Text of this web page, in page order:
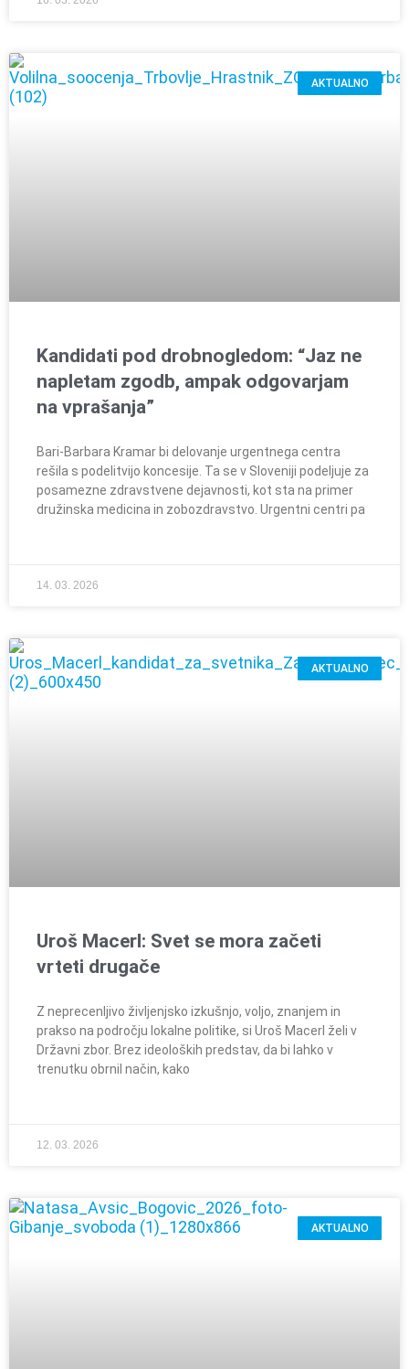
AKTUALNO
Kandidati pod drobnogledom: “Jaz ne
napletam zgodb, ampak odgovarjam
na vprašanja”
Bari-Barbara Kramar bi delovanje urgentnega centra
rešila s podelitvijo koncesije. Ta se v Sloveniji podeljuje za
posamezne zdravstvene dejavnosti, kot sta na primer
družinska medicina in zobozdravstvo. Urgentni centri pa
14. 03. 2026
AKTUALNO
Uroš Macerl: Svet se mora začeti
vrteti drugače
Z neprecenljivo življenjsko izkušnjo, voljo, znanjem in
prakso na področju lokalne politike, si Uroš Macerl želi v
Državni zbor. Brez ideoloških predstav, da bi lahko v
trenutku obrnil način, kako
12. 03. 2026
AKTUALNO